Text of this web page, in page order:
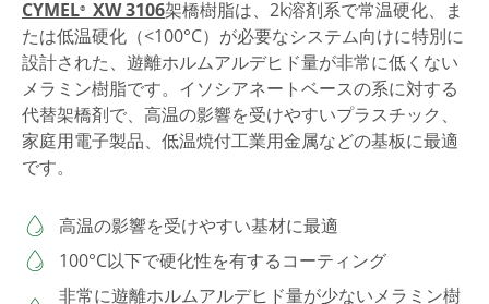
CYMEL® XW 3106架橋樹脂は、2k溶剤系で常温硬化、ま
たは低温硬化（<100°C）が必要なシステム向けに特別に
設計された、遊離ホルムアルデヒド量が非常に低くない
メラミン樹脂です。イソシアネートベースの系に対する
代替架橋剤で、高温の影響を受けやすいプラスチック、
家庭用電子製品、低温焼付工業用金属などの基板に最適
です。
高温の影響を受けやすい基材に最適
100°C以下で硬化性を有するコーティング
非常に遊離ホルムアルデヒド量が少ないメラミン樹